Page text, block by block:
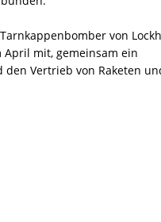
von
mit, gemeinsam ein
Vertrieb von Raketen